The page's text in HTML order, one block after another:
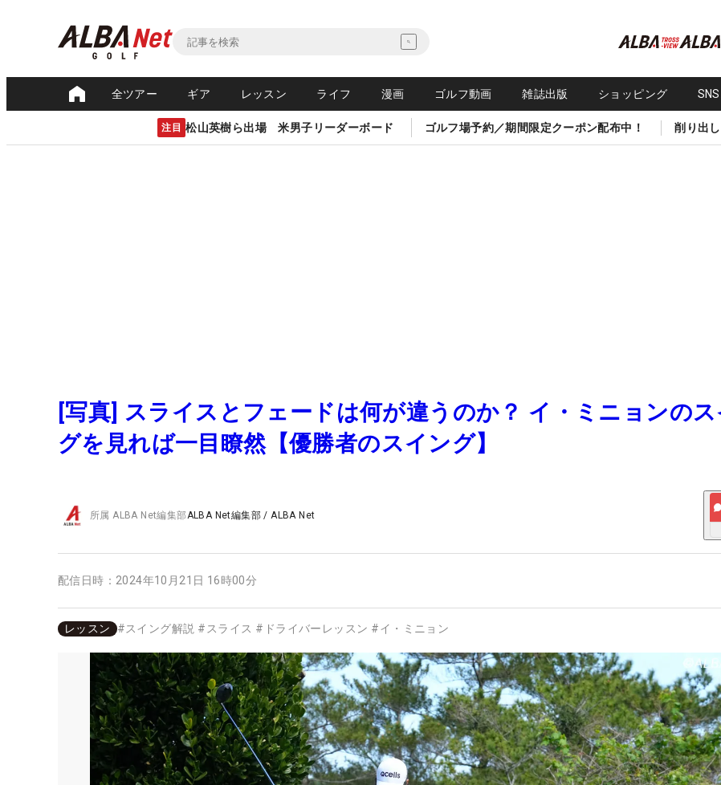
全ツアー ギア レッスン ライフ 漫画 ゴルフ動画 雑誌出版 ショッピング
注目 松山英樹ら出場 米男子リーダーボード ゴルフ場予約／期間限定クーポン配布中！ 削り出
[写真] スライスとフェードは何が違うのか？ イ・ミニョンの
グを見れば一目瞭然【優勝者のスイング】
所属ALBA Net編集部ALBA Net編集部 /ALBA Net
配信日時： 2024年10月21日 16時00分
レッスン #スイング解説 #スライス # ドライバーレッスン #イ・ミニョン